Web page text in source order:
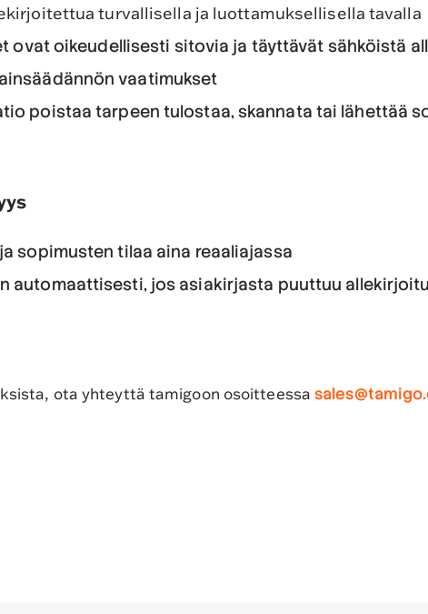
turvallisella ja luottamuksellisella tavalla
ovat oikeudellisesti sitovia ja täyttävät sähköistä
vaatimukset
poistaa tarpeen tulostaa, skannata tai lähettää
sopimusten tilaa aina reaaliajassa
automaattisesti, jos asiakirjasta puuttuu
ota yhteyttä tamigoon osoitteessa